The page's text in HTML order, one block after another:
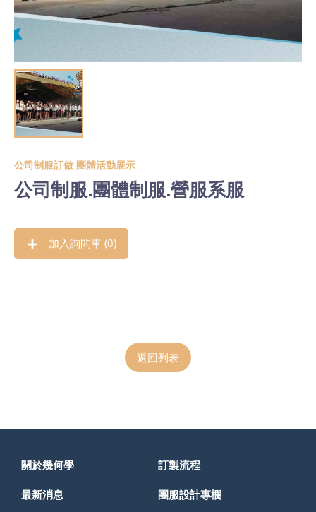
公司制服訂做 團體活動展示
公司制服.團體制服.營服系服
加入詢問車 (0)
返回列表
關於幾何學 訂製流程
最新消息 團服設計專欄